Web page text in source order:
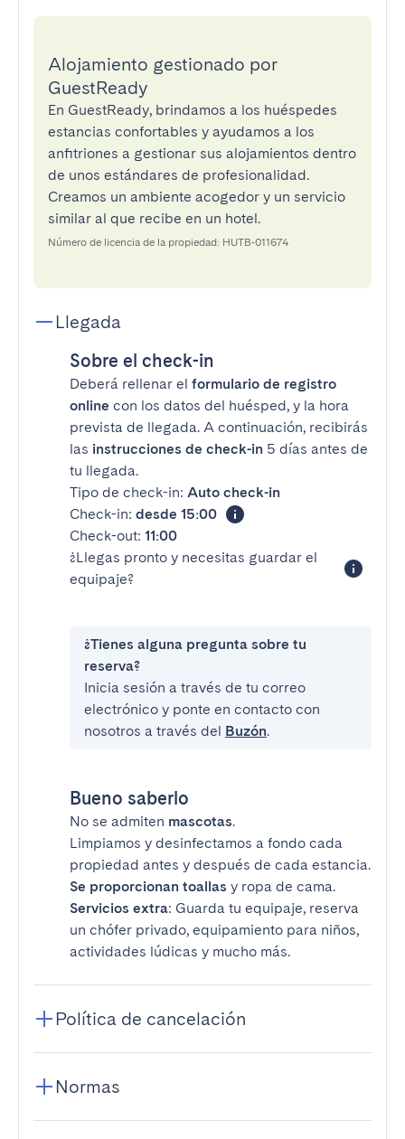
Alojamiento gestionado por
GuestReady
En GuestReady, brindamos a los huéspedes
estancias confortables y ayudamos a los
anfitriones a gestionar sus alojamientos dentro
de unos estándares de profesionalidad.
Creamos un ambiente acogedor y un servicio
similar al que recibe en un hotel.
Número de licencia de la propiedad: HUTB-011674
Llegada
Sobre el check-in
Deberá rellenar el formulario de registro
online con los datos del huésped, y la hora
prevista de llegada. A continuación, recibirás
las instrucciones de check-in 5 días antes de
tu llegada.
Tipo de check-in: Auto check-in
Check-in: desde 15:00
Check-out: 11:00
¿Llegas pronto y necesitas guardar el
equipaje?
¿Tienes alguna pregunta sobre tu
reserva?
Inicia sesión a través de tu correo
electrónico y ponte en contacto con
nosotros a través del Buzón.
Bueno saberlo
No se admiten mascotas.
Limpiamos y desinfectamos a fondo cada
propiedad antes y después de cada estancia.
Se proporcionan toallas y ropa de cama.
Servicios extra: Guarda tu equipaje, reserva
un chófer privado, equipamiento para niños,
actividades lúdicas y mucho más.
Política de cancelación
Normas